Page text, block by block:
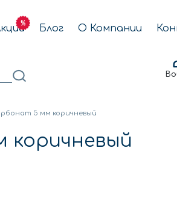
Блог О Компании
5 мм коричневый